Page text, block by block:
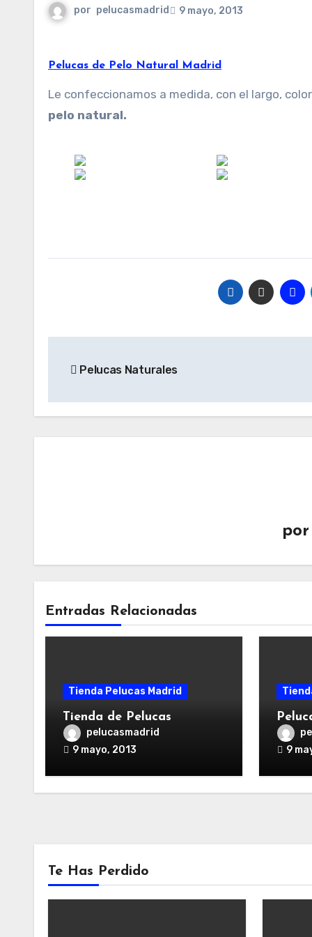
por pelucasmadrid 9 mayo, 2013
Pelucas de Pelo Natural Madrid
Le confeccionamos a medida, con el largo,
pelo natural.
de
entradas
Pelucas Naturales
Entradas Relacionadas
Tienda Pelucas Madrid
Tienda de Pelucas
pelucasmadrid
9 mayo, 2013
9
Te Has Perdido